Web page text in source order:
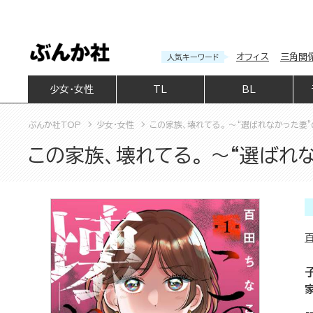
人気キーワード オフィス 三角関
少女・女性 BL
ぶんか社TOP 少女・女性 この家族、壊れてる。 ～“選ばれなかった妻”
この家族、壊れてる。 ～“選ばれ